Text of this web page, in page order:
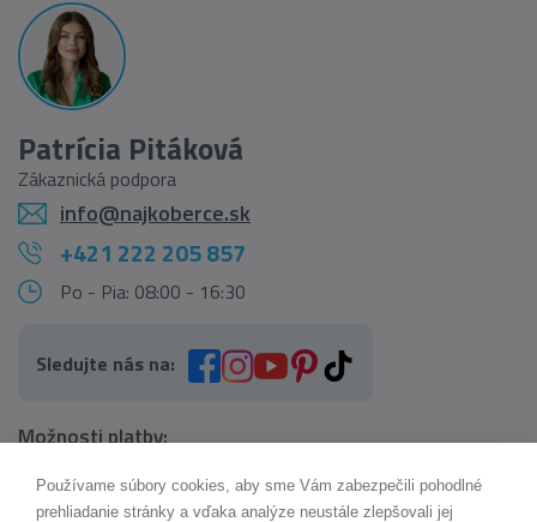
Patrícia Pitáková
Zákaznická podpora
info@najkoberce.sk
+421 222 205 857
Po - Pia: 08:00 - 16:30
Sledujte nás na:
Možnosti platby:
AI pomocník Maxík
Používame súbory cookies, aby sme Vám zabezpečili pohodlné
prehliadanie stránky a vďaka analýze neustále zlepšovali jej